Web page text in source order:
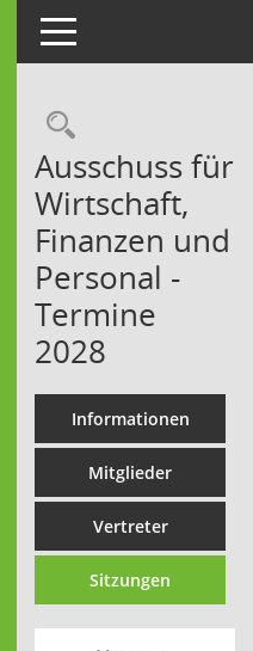
Toggle navigation
Ausschuss für
Wirtschaft,
Finanzen und
Personal -
Termine
2028
Informationen
Mitglieder
Vertreter
Sitzungen